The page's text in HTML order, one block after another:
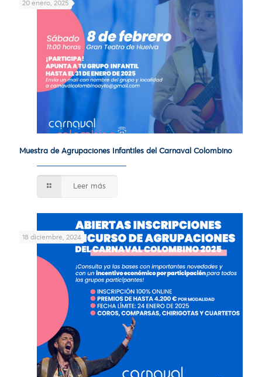
20 enero, 2025
Muestra de Agrupaciones Infantiles del Carnaval Colombino
Leer más
18 diciembre, 2024